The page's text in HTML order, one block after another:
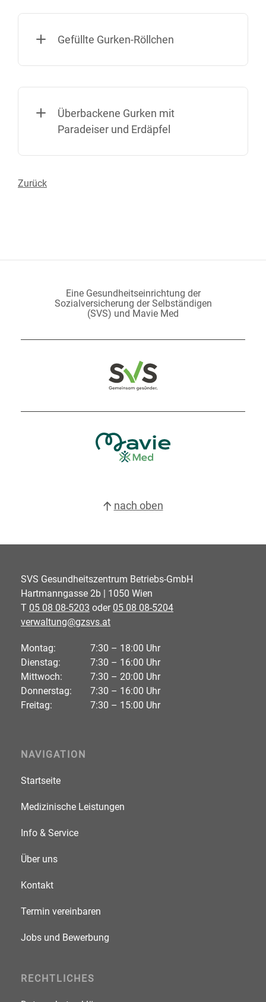
Gefüllte Gurken-Röllchen
Überbackene Gurken mit
Paradeiser und Erdäpfel
Zurück
Eine Gesundheitseinrichtung der
Sozialversicherung der Selbständigen
(SVS) und Mavie Med
nach oben
SVS Gesundheitszentrum Betriebs-GmbH
Hartmanngasse 2b | 1050 Wien
T 05 08 08-5203 oder 05 08 08-5204
verwaltung@gzsvs.at
Montag:
7:30 – 18:00 Uhr
Dienstag:
7:30 – 16:00 Uhr
Mittwoch:
7:30 – 20:00 Uhr
Donnerstag:
7:30 – 16:00 Uhr
Freitag:
7:30 – 15:00 Uhr
NAVIGATION
Startseite
Medizinische Leistungen
Info & Service
Über uns
Kontakt
Termin vereinbaren
Jobs und Bewerbung
RECHTLICHES